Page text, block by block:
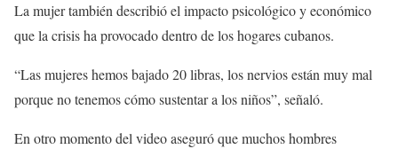
La mujer también describió el impacto psicológico y económico
que la crisis ha provocado dentro de los hogares cubanos.
“Las mujeres hemos bajado 20 libras, los nervios están muy mal
porque no tenemos cómo sustentar a los niños”, señaló.
En otro momento del video aseguró que muchos hombres